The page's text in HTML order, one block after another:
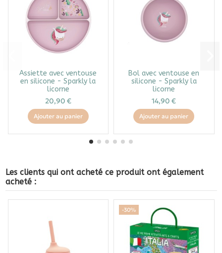
Assiette avec ventouse
en silicone - Sparkly la
licorne
20,90 €
Ajouter au panier
Bol avec ventouse en
silicone - Sparkly la
licorne
14,90 €
Ajouter au panier
Les clients qui ont acheté ce produit ont également
acheté :
-30%